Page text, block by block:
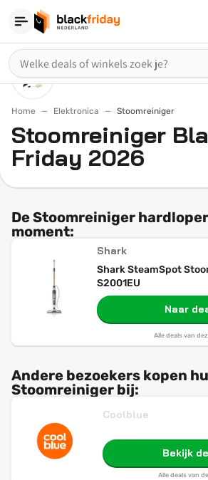
Home Elektronica Stoomreiniger
Stoomreiniger
Friday 2026
De Stoomreiniger
moment:
Shark
Shark SteamSpot
S2001EU
Naar
Alle deals van
Andere bezoekers kopen
Stoomreiniger bij:
Coolblue
Bekijk
Alle deals van